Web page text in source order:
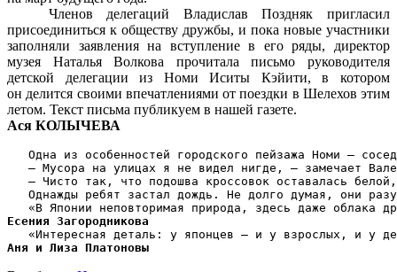
Членов делегаций Владислав Поздняк пригласил
присоединиться к обществу дружбы, и пока новые участники
заполняли заявления на вступление в его ряды, директор
музея Наталья Волкова прочитала письмо руководителя
детской делегации из Номи Иситы Кэйити, в котором
он делится своими впечатлениями от поездки в Шелехов этим
летом. Текст письма публикуем в нашей газете.
Ася КОЛЫЧЕВА
Одна из особенностей городского пейзажа Номи –
– Мусора на улицах я не видел нигде, – замечает
– Чисто так, что подошва кроссовок оставалась
Однажды ребят застал дождь. Не долго думая, они
Есения Загородникова
Аня и Лиза Платоновы